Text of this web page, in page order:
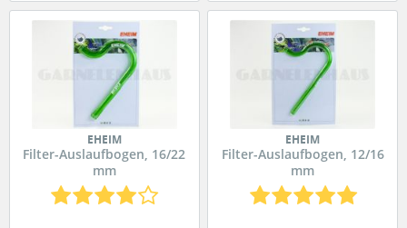
EHEIM
Filter-Auslaufbogen, 16/22
mm
EHEIM
Filter-Auslaufbogen, 12/16
mm